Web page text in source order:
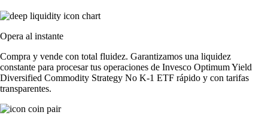
Opera al instante
Compra y vende con total fluidez. Garantizamos una liquidez
constante para procesar tus operaciones de Invesco Optimum Yield
Diversified Commodity Strategy No K-1 ETF rápido y con tarifas
transparentes.